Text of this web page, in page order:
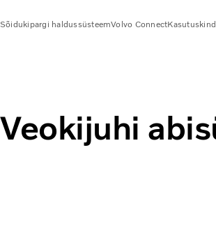
Sõidukipargi haldussüsteemVolvo Connect
Veokijuhi